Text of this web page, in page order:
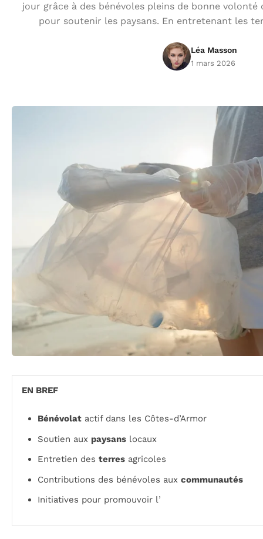
jour grâce à des bénévoles pleins de bonne
pour soutenir les paysans. En entretenant les
Léa Masson
1 mars 2026
EN BREF
Bénévolat actif dans les Côtes-d’Armor
Soutien aux paysans locaux
Entretien des terres agricoles
Contributions des bénévoles aux communautés
Initiatives pour promouvoir l’